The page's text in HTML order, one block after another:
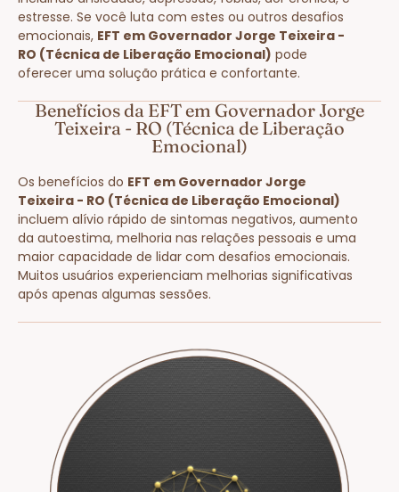
estresse. Se você luta com estes ou outros desafios
emocionais, EFT em Governador Jorge Teixeira -
RO (Técnica de Liberação Emocional) pode
oferecer uma solução prática e confortante.
Benefícios da EFT em Governador Jorge
Teixeira - RO (Técnica de Liberação
Emocional)
Os benefícios do EFT em Governador Jorge
Teixeira - RO (Técnica de Liberação Emocional)
incluem alívio rápido de sintomas negativos, aumento
da autoestima, melhoria nas relações pessoais e uma
maior capacidade de lidar com desafios emocionais.
Muitos usuários experienciam melhorias significativas
após apenas algumas sessões.